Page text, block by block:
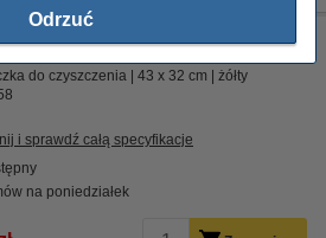
Odrzuć
drukarki laserowej
do czyszczenia 43 x 32 cm
żółty
i sprawdź całą specyfikacje
na poniedziałek